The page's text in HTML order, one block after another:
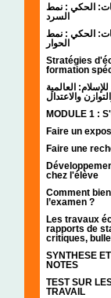
الحكي : نمط
السرد
الحكي : نمط
الحوار
Stratégies
formation
العالمية
MODULE 1 :
Faire un
Faire une
chez l'élève
Comment
l’examen ?
Les travaux
rapports de
critiques,
SYNTHESE
NOTES
TEST SUR
TRAVAIL